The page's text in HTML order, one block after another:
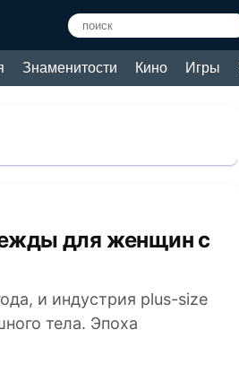
Знаменитости Кино Игры
и индустрия plus-size
тела. Эпоха